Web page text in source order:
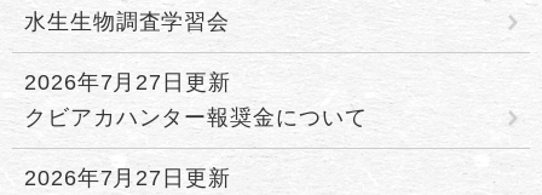
水生生物調査学習会
2026年7月27日更新
クビアカハンター報奨金について
2026年7月27日更新